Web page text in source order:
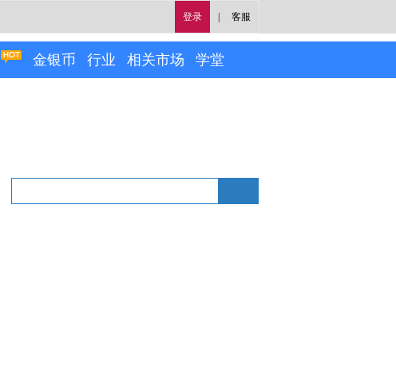
登录 客服
金银币 行业 相关市场 学堂